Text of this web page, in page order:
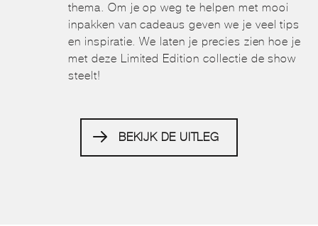
thema. Om je op weg te helpen met mooi
inpakken van cadeaus geven we je veel tips
en inspiratie. We laten je precies zien hoe je
met deze Limited Edition collectie de show
steelt!
BEKIJK DE UITLEG